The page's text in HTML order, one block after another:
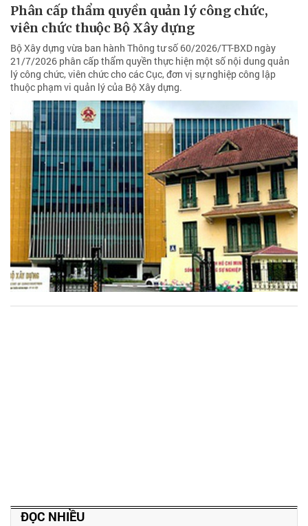
Phân cấp thẩm quyền quản lý công chức,
viên chức thuộc Bộ Xây dựng
Bộ Xây dựng vừa ban hành Thông tư số 60/2026/TT-BXD ngày
21/7/2026 phân cấp thẩm quyền thực hiện một số nội dung quản
lý công chức, viên chức cho các Cục, đơn vị sự nghiệp công lập
thuộc phạm vi quản lý của Bộ Xây dựng.
ĐỌC NHIỀU